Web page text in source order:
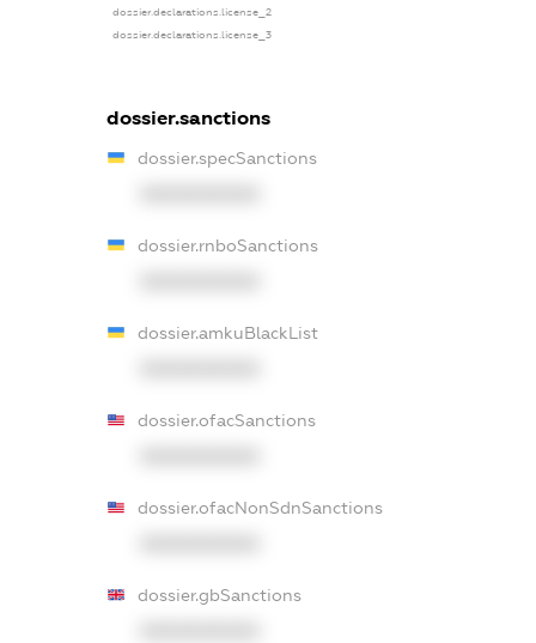
dossier.declarations.license_2
dossier.declarations.license_3
dossier.sanctions
dossier.specSanctions
dossier.rnboSanctions
dossier.amkuBlackList
dossier.ofacSanctions
dossier.ofacNonSdnSanctions
dossier.gbSanctions